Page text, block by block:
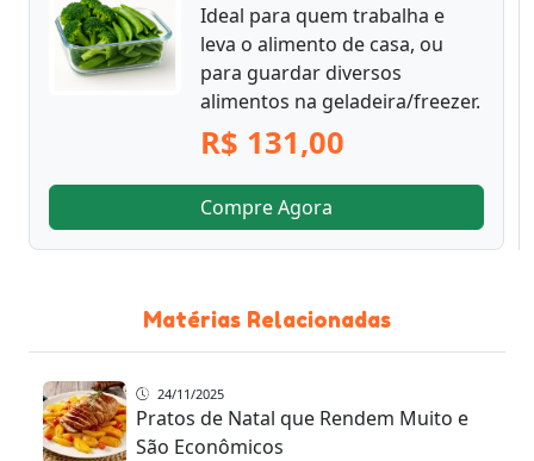
Ideal para quem trabalha e
leva o alimento de casa, ou
para guardar diversos
alimentos na geladeira/freezer.
R$ 131,00
Compre Agora
Matérias Relacionadas
24/11/2025
Pratos de Natal que Rendem Muito e
São Econômicos